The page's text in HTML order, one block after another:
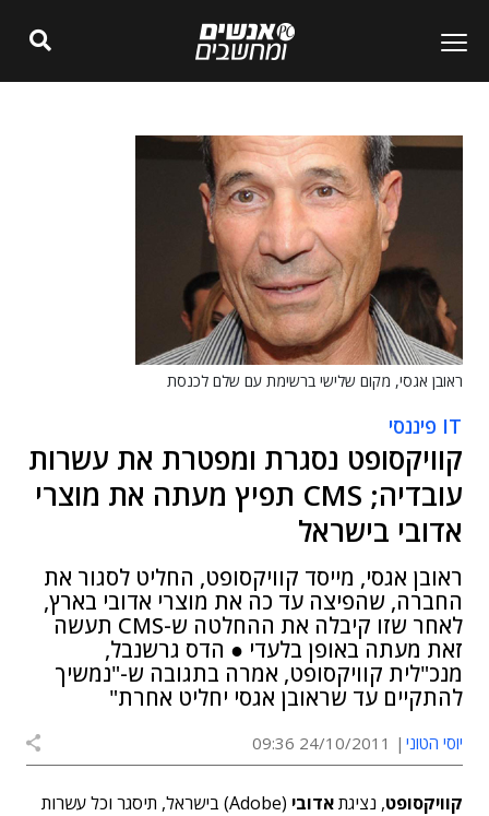
ראובן אגסי, מקום שלישי ברשימת עם שלם לכנסת
IT פיננסי
קוויקסופט נסגרת ומפטרת את עשרות
עובדיה; CMS תפיץ מעתה את מוצרי
אדובי בישראל
ראובן אגסי, מייסד קוויקסופט, החליט לסגור את
החברה, שהפיצה עד כה את מוצרי אדובי בארץ,
לאחר שזו קיבלה את ההחלטה ש-CMS תעשה
זאת מעתה באופן בלעדי ● הדס גרשנבל,
מנכ"לית קוויקסופט, אמרה בתגובה ש-"נמשיך
להתקיים עד שראובן אגסי יחליט אחרת"
יוסי הטוני 24/10/2011 09:36
קוויקסופט, נציגתאדובי
(Adobe) בישראל, תיסגר וכל עשרות